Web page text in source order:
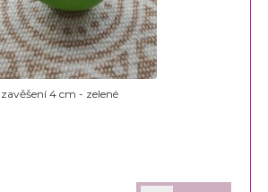
4 cm - zelené